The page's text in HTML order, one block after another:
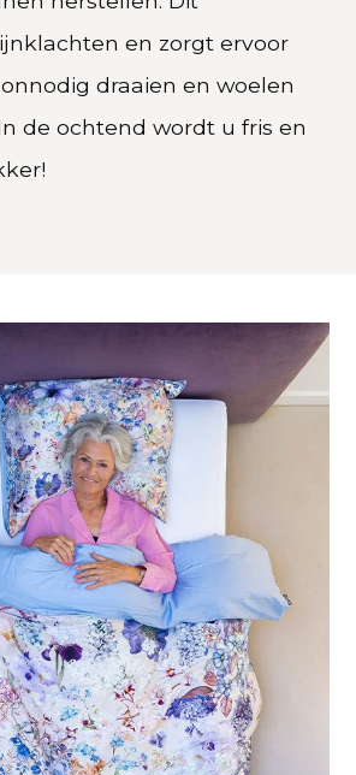
en zorgt ervoor
draaien en woelen
de ochtend wordt u fris en